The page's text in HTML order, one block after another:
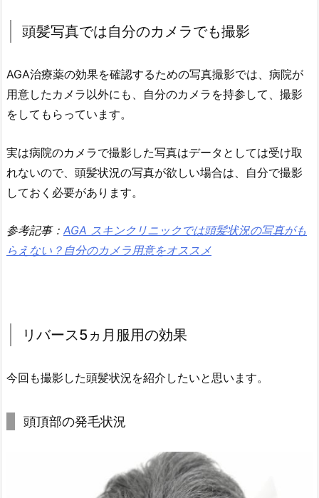
頭髪写真では自分のカメラでも撮影
AGA治療薬の効果を確認するための写真撮影では、病院が
用意したカメラ以外にも、自分のカメラを持参して、撮影
をしてもらっています。
実は病院のカメラで撮影した写真はデータとしては受け取
れないので、頭髪状況の写真が欲しい場合は、自分で撮影
しておく必要があります。
参考記事： AGA スキンクリニックでは頭髪状況の写真がも
らえない？自分のカメラ用意をオススメ
リバース5ヵ月服用の効果
今回も撮影した頭髪状況を紹介したいと思います。
頭頂部の発毛状況